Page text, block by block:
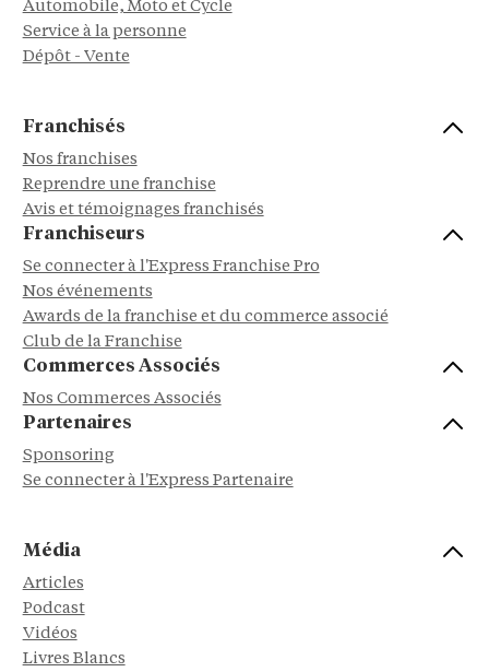
Automobile, Moto et Cycle
Service à la personne
Dépôt - Vente
Franchisés
Nos franchises
Reprendre une franchise
Avis et témoignages franchisés
Franchiseurs
Se connecter à l'Express Franchise Pro
Nos événements
Awards de la franchise et du commerce associé
Club de la Franchise
Commerces Associés
Nos Commerces Associés
Partenaires
Sponsoring
Se connecter à l'Express Partenaire
Média
Articles
Podcast
Vidéos
Livres Blancs